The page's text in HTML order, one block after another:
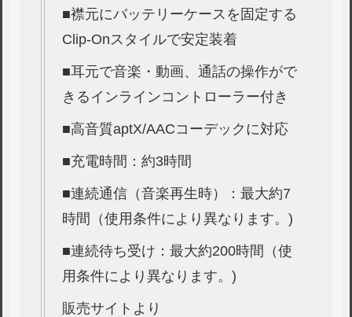
■襟元にバッテリーケースを固定する
Clip-Onスタイルで安定装着
■耳元で音楽・動画、通話の操作がで
きるインラインコントローラー付き
■高音質aptX/AACコーデックに対応
■充電時間：約3時間
■連続通信（音楽再生時）：最大約7
時間（使用条件により異なります。)
■連続待ち受け：最大約200時間（使
用条件により異なります。)
販売サイトより